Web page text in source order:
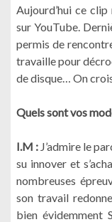
Aujourd’hui ce
sur YouTube.
permis de
travaille pour
de disque… On
Quels sont vos
I.M : J’admire le
su innover et
nombreuses
son travail
bien évidemment